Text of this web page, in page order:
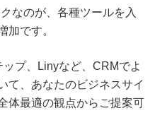
なのが、各種ツールを入
加です。
プ、Linyなど、CRMでよ
て、あなたのビジネスサイ
体最適の観点からご提案可